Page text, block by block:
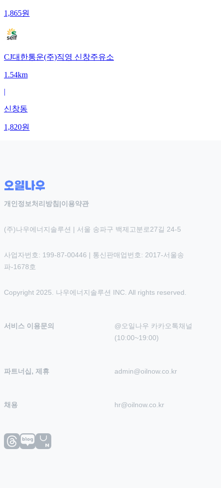
1,865원
CJ대한통운(주)직영 신창주유소
1.54km
|
신창동
1,820원
개인정보처리방침 |이용약관
(주)나우에너지솔루션 | 서울 송파구 백제고분로27길 24-5
사업자번호: 199-87-00446 | 통신판매업번호: 2017-서울송
파-1678호
Copyright 2025. 나우에너지솔루션 INC. All rights reserved.
서비스 이용문의
@오일나우 카카오톡채널
(10:00~19:00)
파트너십, 제휴 admin@oilnow.co.kr
채용 hr@oilnow.co.kr